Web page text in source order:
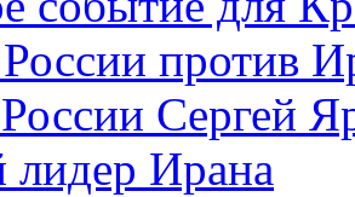
против
Сергей
Ирана